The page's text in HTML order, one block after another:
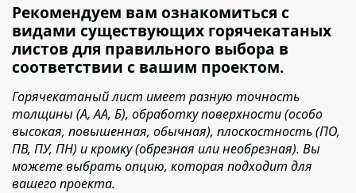
Рекомендуем вам ознакомиться с
видами существующих горячекатаных
листов для правильного выбора в
соответствии с вашим проектом.
Горячекатаный лист имеет разную точность
толщины (А, АА, Б), обработку поверхности (особо
высокая, повышенная, обычная), плоскостность (ПО,
ПВ, ПУ, ПН) и кромку (обрезная или необрезная). Вы
можете выбрать опцию, которая подходит для
вашего проекта.